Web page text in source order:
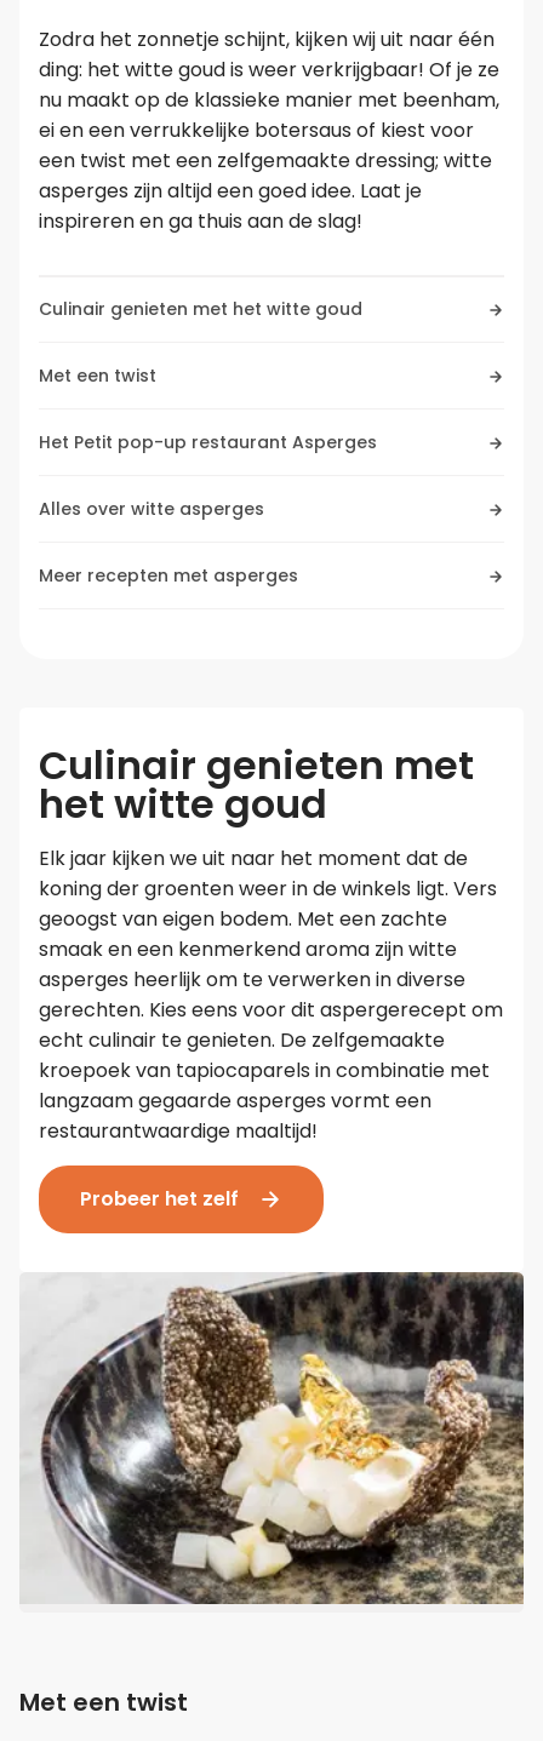
Leer koken als een chef
Kooktips & blogs
Zodra het zonnetje schijnt, kijken wij uit naar één
ding: het witte goud is weer verkrijgbaar! Of je ze
nu maakt op de klassieke manier met beenham,
ei en een verrukkelijke botersaus of kiest voor
een twist met een zelfgemaakte dressing; witte
asperges zijn altijd een goed idee. Laat je
inspireren en ga thuis aan de slag!
Culinair genieten met het witte goud
Met een twist
Het Petit pop-up restaurant Asperges
Alles over witte asperges
Meer recepten met asperges
Culinair genieten met
het witte goud
Elk jaar kijken we uit naar het moment dat de
koning der groenten weer in de winkels ligt. Vers
geoogst van eigen bodem. Met een zachte
smaak en een kenmerkend aroma zijn witte
asperges heerlijk om te verwerken in diverse
gerechten. Kies eens voor dit aspergerecept om
echt culinair te genieten. De zelfgemaakte
kroepoek van tapiocaparels in combinatie met
langzaam gegaarde asperges vormt een
restaurantwaardige maaltijd!
Probeer het zelf
Met een twist